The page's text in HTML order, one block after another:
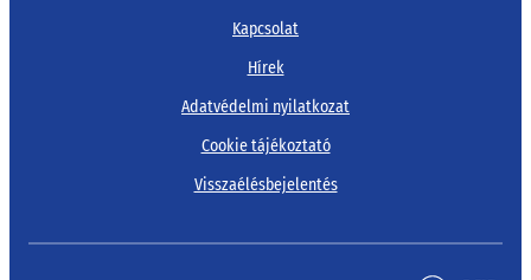
Kapcsolat
Hírek
Adatvédelmi nyilatkozat
Cookie tájékoztató
Visszaélésbejelentés